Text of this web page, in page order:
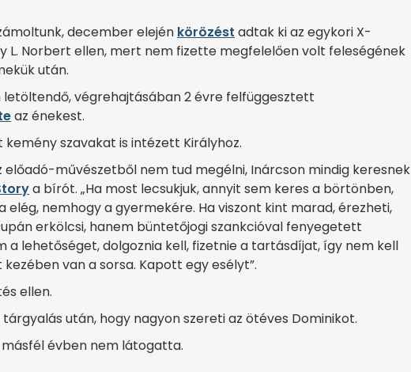
december elején körözést adtak ki az egykori X-
L. Norbert ellen, mert nem fizette megfelelően volt feleségének
után.
letöltendő, végrehajtásában 2 évre felfüggesztett
az énekest.
szavakat is intézett Királyhoz.
előadó-művészetből nem tud megélni, Inárcson mindig keresnek
a bírót. „Ha most lecsukjuk, annyit sem keres a börtönben,
nemhogy a gyermekére. Ha viszont kint marad, érezheti,
erkölcsi, hanem büntetőjogi szankcióval fenyegetett
a lehetőséget, dolgoznia kell, fizetnie a tartásdíjat, így nem kell
van a sorsa. Kapott egy esélyt”.
ellen.
után, hogy nagyon szereti az ötéves Dominikot.
évben nem látogatta.